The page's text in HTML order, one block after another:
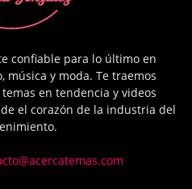
confiable para lo último en
música y moda. Te traemos
en tendencia y videos
el corazón de la industria del